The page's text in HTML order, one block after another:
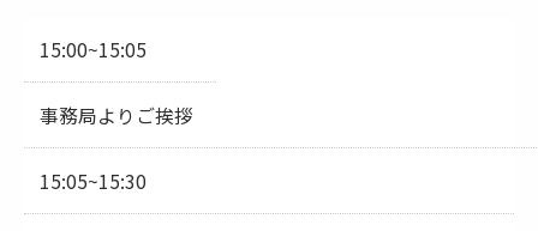
15:00~15:05
事務局よりご挨拶
15:05~15:30